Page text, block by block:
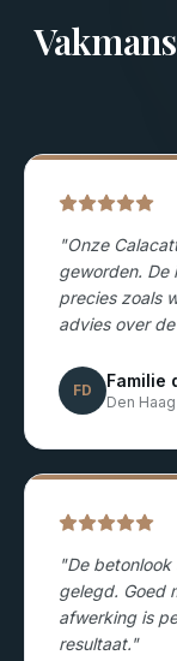
"Onze
geworden. De
precies zoals
advies over
FD Familie
Den Haag
"De betonlook
gelegd. Goed
afwerking is
resultaat."